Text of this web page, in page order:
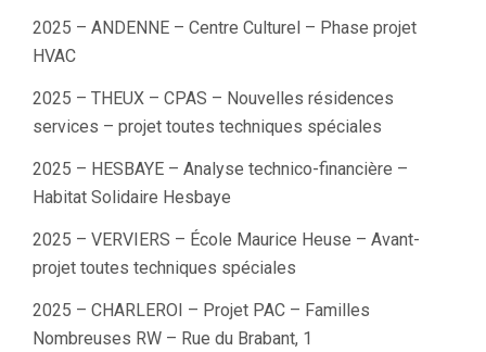
2025 – ANDENNE – Centre Culturel – Phase projet
HVAC
2025 – THEUX – CPAS – Nouvelles résidences
services – projet toutes techniques spéciales
2025 – HESBAYE – Analyse technico-financière –
Habitat Solidaire Hesbaye
2025 – VERVIERS – École Maurice Heuse – Avant-
projet toutes techniques spéciales
2025 – CHARLEROI – Projet PAC – Familles
Nombreuses RW – Rue du Brabant, 1